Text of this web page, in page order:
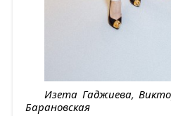
Изета Гаджиева,
Барановская